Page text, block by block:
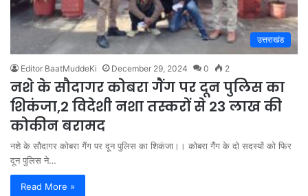
उत्तराखंड
Editor BaatMuddeKi December 29, 2024 0 2
नशे के सौदागर कोबरा गैंग पर दून पुलिस का
शिकंजा,2 विदेशी नशा तस्करों से 23 लाख की
कोकीन बरामद
नशे के सौदागर कोबरा गैंग पर दून पुलिस का शिकंजा।। कोबरा गैंग के दो सदस्यों को फिर
दून पुलिस ने…
Read More »